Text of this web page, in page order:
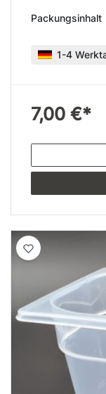
Packungsinhalt
1-4
7,00 €*